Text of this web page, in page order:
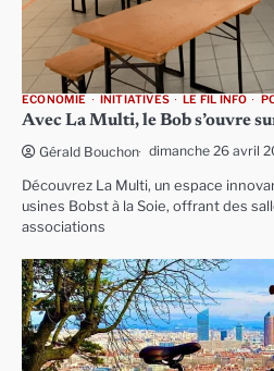
ECONOMIE INITIATIVES LE FIL INFO
Avec La Multi, le Bob s’ouvre
Gérald Bouchon dimanche 26 avril
Découvrez La Multi, un espace
usines Bobst à la Soie, offrant des
associations